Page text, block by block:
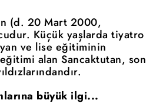
(d. 20 Mart 2000,
Küçük yaşlarda tiyatro
ve lise eğitiminin
alan Sancaktutan, son
büyük ilgi...